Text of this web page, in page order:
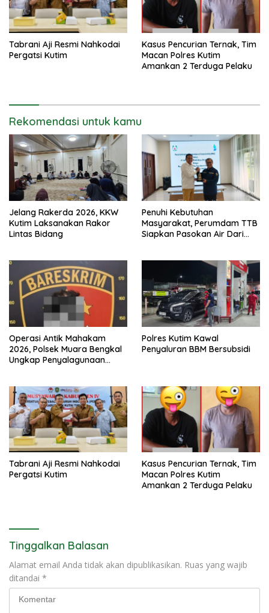
Tabrani Aji Resmi Nahkodai
Pergatsi Kutim
Kasus Pencurian Ternak, Tim
Macan Polres Kutim
Amankan 2 Terduga Pelaku
Rekomendasi untuk kamu
Jelang Rakerda 2026, KKW
Kutim Laksanakan Rakor
Lintas Bidang
Penuhi Kebutuhan
Masyarakat, Perumdam TTB
Siapkan Pasokan Air Dari
Operasi Antik Mahakam
2026, Polsek Muara Bengkal
Ungkap Penyalagunaan
Polres Kutim Kawal
Penyaluran BBM Bersubsidi
Tabrani Aji Resmi Nahkodai
Pergatsi Kutim
Kasus Pencurian Ternak, Tim
Macan Polres Kutim
Amankan 2 Terduga Pelaku
Tinggalkan Balasan
Alamat email Anda tidak akan dipublikasikan. Ruas yang wajib
ditandai *